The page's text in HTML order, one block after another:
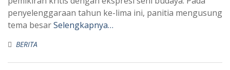
penyelenggaraan tahun ke-lima ini, panitia mengusung
tema besarSelengkapnya…
BERITA